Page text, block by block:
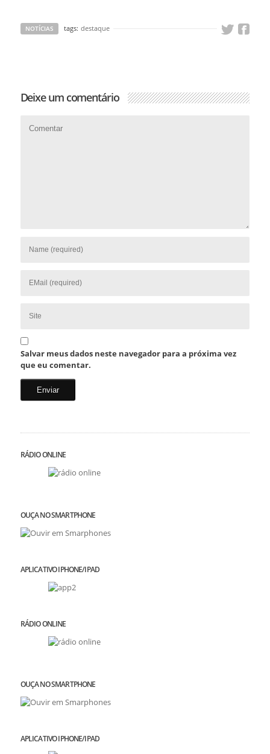
NOTÍCIAS tags: destaque
Deixe um comentário
Salvar meus dados neste navegador para a próxima vez
que eu comentar.
RÁDIO ONLINE
OUÇA NO SMARTPHONE
APLICATIVO IPHONE/IPAD
RÁDIO ONLINE
OUÇA NO SMARTPHONE
APLICATIVO IPHONE/IPAD